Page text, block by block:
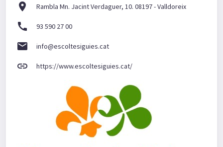
location_on Rambla Mn. Jacint Verdaguer, 10. 08197 - Valldoreix
call 93 590 27 00
email info@escoltesiguies.cat
link https://www.escoltesiguies.cat/